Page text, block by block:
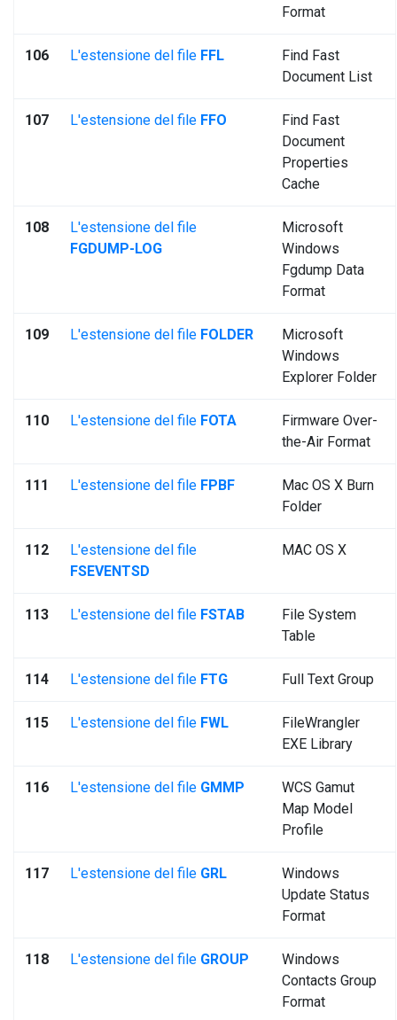
Format
106 L'estensione del file FFL
Find Fast
Document List
107 L'estensione del file FFO
Find Fast
Document
Properties
Cache
108
L'estensione del file
FGDUMP-LOG
Microsoft
Windows
Fgdump Data
Format
109 L'estensione del file FOLDER
Microsoft
Windows
Explorer Folder
110 L'estensione del file FOTA
Firmware Over-
the-Air Format
111 L'estensione del file FPBF
Mac OS X Burn
Folder
112
L'estensione del file
FSEVENTSD
MAC OS X
113 L'estensione del file FSTAB
File System
Table
114 L'estensione del file FTG Full Text Group
115 L'estensione del file FWL
FileWrangler
EXE Library
116 L'estensione del file GMMP
WCS Gamut
Map Model
Profile
117 L'estensione del file GRL
Windows
Update Status
Format
118 L'estensione del file GROUP
Windows
Contacts Group
Format